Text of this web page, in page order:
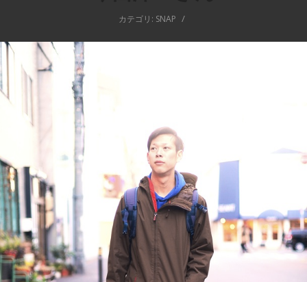
カテゴリ: SNAP /